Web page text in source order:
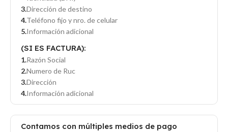
Dirección de destino
Teléfono fijo y nro. de celular
Información adicional
(SI ES FACTURA):
Razón Social
Numero de Ruc
Dirección
Información adicional
Contamos con múltiples medios de pago